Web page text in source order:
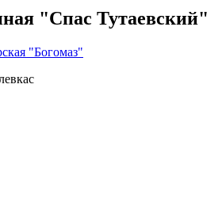
"Спас Тутаевский"
"Богомаз"